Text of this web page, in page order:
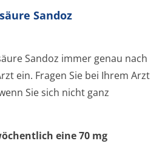
Sandoz
Sandoz immer genau nach
ein. Fragen Sie bei Ihrem Arzt
Sie sich nicht ganz
eine 70 mg